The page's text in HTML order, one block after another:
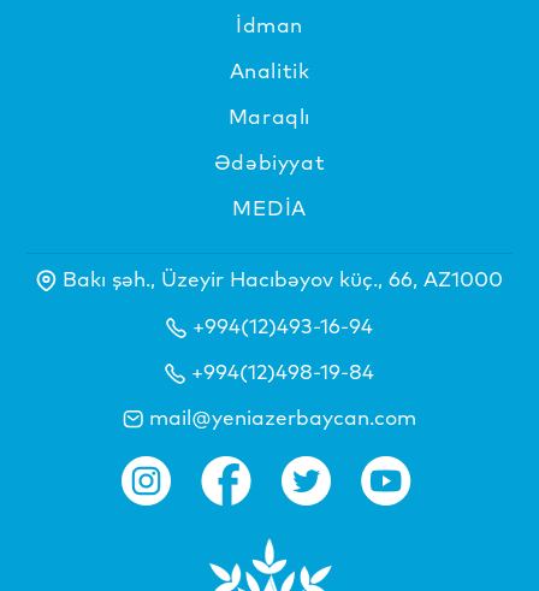
İdman
Analitik
Maraqlı
Ədəbiyyat
MEDİA
Bakı şəh., Üzeyir Hacıbəyov küç., 66, AZ1000
+994(12)493-16-94
+994(12)498-19-84
mail@yeniazerbaycan.com